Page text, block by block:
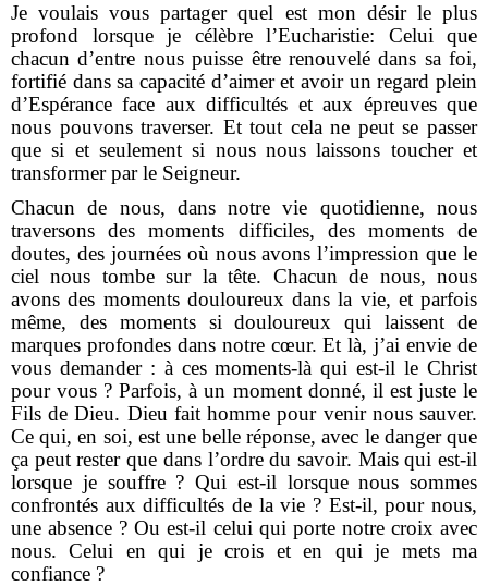
Je voulais vous partager quel est mon désir le plus
profond lorsque je célèbre l’Eucharistie: Celui que
chacun d’entre nous puisse être renouvelé dans sa foi,
fortifié dans sa capacité d’aimer et avoir un regard plein
d’Espérance face aux difficultés et aux épreuves que
nous pouvons traverser. Et tout cela ne peut se passer
que si et seulement si nous nous laissons toucher et
transformer par le Seigneur.
Chacun de nous, dans notre vie quotidienne, nous
traversons des moments difficiles, des moments de
doutes, des journées où nous avons l’impression que le
ciel nous tombe sur la tête. Chacun de nous, nous
avons des moments douloureux dans la vie, et parfois
même, des moments si douloureux qui laissent de
marques profondes dans notre cœur. Et là, j’ai envie de
vous demander : à ces moments-là qui est-il le Christ
pour vous ? Parfois, à un moment donné, il est juste le
Fils de Dieu. Dieu fait homme pour venir nous sauver.
Ce qui, en soi, est une belle réponse, avec le danger que
ça peut rester que dans l’ordre du savoir. Mais qui est-il
lorsque je souffre ? Qui est-il lorsque nous sommes
confrontés aux difficultés de la vie ? Est-il, pour nous,
une absence ? Ou est-il celui qui porte notre croix avec
nous. Celui en qui je crois et en qui je mets ma
confiance ?